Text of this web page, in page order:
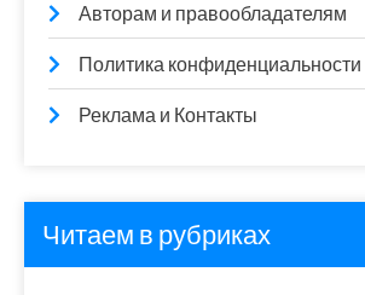
Авторам и правообладателям
Политика конфиденциальности
Реклама и Контакты
Читаем в рубриках